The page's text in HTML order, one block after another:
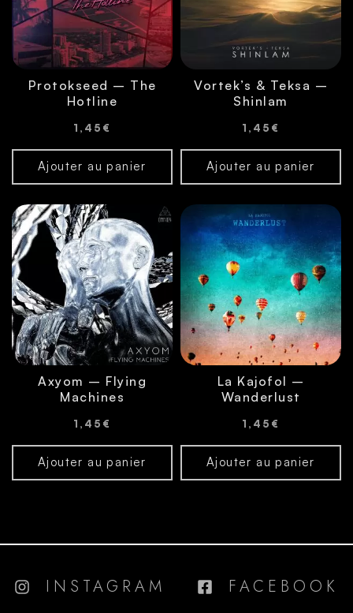
Protokseed – The
Hotline
1,45 €
Ajouter au panier
Vortek’s & Teksa –
Shinlam
1,45 €
Ajouter au panier
Axyom – Flying
Machines
1,45 €
Ajouter au panier
La Kajofol –
Wanderlust
1,45 €
Ajouter au panier
INSTAGRAM
FACEBOOK